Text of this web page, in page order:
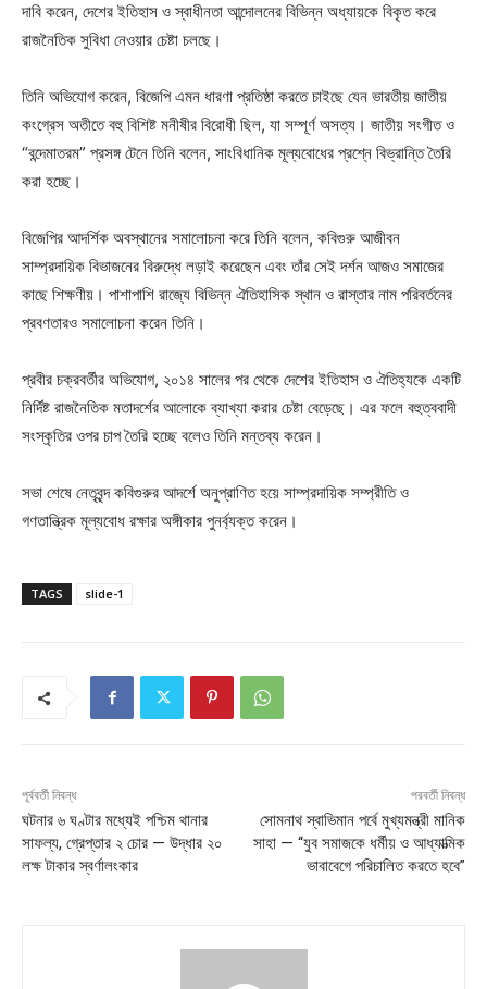
দাবি করেন, দেশের ইতিহাস ও স্বাধীনতা আন্দোলনের বিভিন্ন অধ্যায়কে বিকৃত করে
রাজনৈতিক সুবিধা নেওয়ার চেষ্টা চলছে।
তিনি অভিযোগ করেন, বিজেপি এমন ধারণা প্রতিষ্ঠা করতে চাইছে যেন ভারতীয় জাতীয়
কংগ্রেস অতীতে বহু বিশিষ্ট মনীষীর বিরোধী ছিল, যা সম্পূর্ণ অসত্য। জাতীয় সংগীত ও
“বন্দেমাতরম” প্রসঙ্গ টেনে তিনি বলেন, সাংবিধানিক মূল্যবোধের প্রশ্নে বিভ্রান্তি তৈরি
করা হচ্ছে।
বিজেপির আদর্শিক অবস্থানের সমালোচনা করে তিনি বলেন, কবিগুরু আজীবন
সাম্প্রদায়িক বিভাজনের বিরুদ্ধে লড়াই করেছেন এবং তাঁর সেই দর্শন আজও সমাজের
কাছে শিক্ষণীয়। পাশাপাশি রাজ্যে বিভিন্ন ঐতিহাসিক স্থান ও রাস্তার নাম পরিবর্তনের
প্রবণতারও সমালোচনা করেন তিনি।
প্রবীর চক্রবর্তীর অভিযোগ, ২০১৪ সালের পর থেকে দেশের ইতিহাস ও ঐতিহ্যকে একটি
নির্দিষ্ট রাজনৈতিক মতাদর্শের আলোকে ব্যাখ্যা করার চেষ্টা বেড়েছে। এর ফলে বহুত্ববাদী
সংস্কৃতির ওপর চাপ তৈরি হচ্ছে বলেও তিনি মন্তব্য করেন।
সভা শেষে নেতৃবৃন্দ কবিগুরুর আদর্শে অনুপ্রাণিত হয়ে সাম্প্রদায়িক সম্প্রীতি ও
গণতান্ত্রিক মূল্যবোধ রক্ষার অঙ্গীকার পুনর্ব্যক্ত করেন।
TAGS slide-1
পূর্ববর্তী নিবন্ধ
ঘটনার ৬ ঘণ্টার মধ্যেই পশ্চিম থানার
সাফল্য, গ্রেপ্তার ২ চোর — উদ্ধার ২০
লক্ষ টাকার স্বর্ণালংকার
পরবর্তী নিবন্ধ
সোমনাথ স্বাভিমান পর্বে মুখ্যমন্ত্রী মানিক
সাহা — “যুব সমাজকে ধর্মীয় ও আধ্যাত্মিক
ভাবাবেগে পরিচালিত করতে হবে”